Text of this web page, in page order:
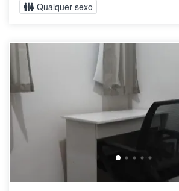
Qualquer sexo